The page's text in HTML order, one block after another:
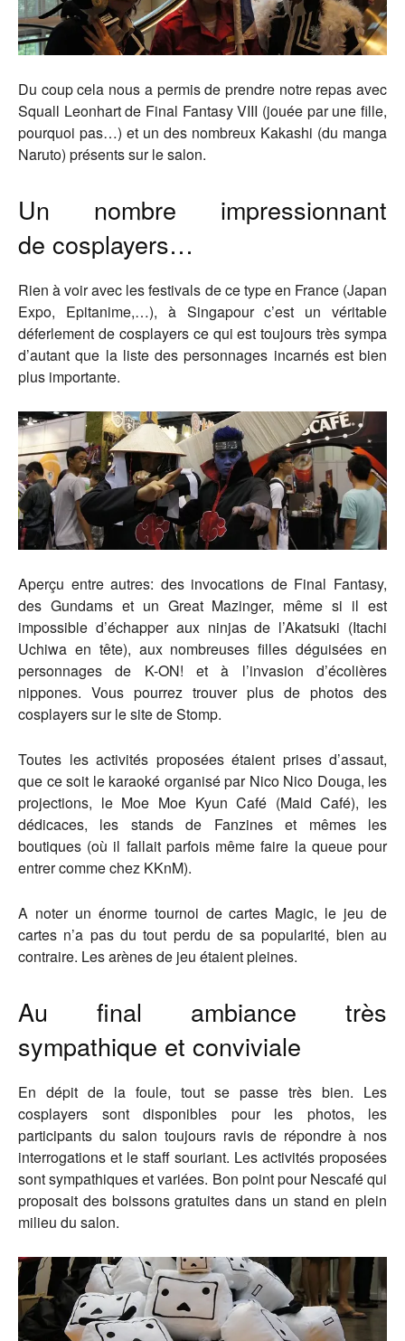
Du coup cela nous a permis de prendre notre repas avec
Squall Leonhart de Final Fantasy VIII (jouée par une fille,
pourquoi pas…) et un des nombreux Kakashi (du manga
Naruto) présents sur le salon.
Un nombre impressionnant
de cosplayers…
Rien à voir avec les festivals de ce type en France (Japan
Expo, Epitanime,…), à Singapour c’est un véritable
déferlement de cosplayers ce qui est toujours très sympa
d’autant que la liste des personnages incarnés est bien
plus importante.
Aperçu entre autres: des invocations de Final Fantasy,
des Gundams et un Great Mazinger, même si il est
impossible d’échapper aux ninjas de l’Akatsuki (Itachi
Uchiwa en tête), aux nombreuses filles déguisées en
personnages de K-ON! et à l’invasion d’écolières
nippones. Vous pourrez trouver plus de photos des
cosplayers sur le site de Stomp.
Toutes les activités proposées étaient prises d’assaut,
que ce soit le karaoké organisé par Nico Nico Douga, les
projections, le Moe Moe Kyun Café (Maid Café), les
dédicaces, les stands de Fanzines et mêmes les
boutiques (où il fallait parfois même faire la queue pour
entrer comme chez KKnM).
A noter un énorme tournoi de cartes Magic, le jeu de
cartes n’a pas du tout perdu de sa popularité, bien au
contraire. Les arènes de jeu étaient pleines.
Au final ambiance très
sympathique et conviviale
En dépit de la foule, tout se passe très bien. Les
cosplayers sont disponibles pour les photos, les
participants du salon toujours ravis de répondre à nos
interrogations et le staff souriant. Les activités proposées
sont sympathiques et variées. Bon point pour Nescafé qui
proposait des boissons gratuites dans un stand en plein
milieu du salon.